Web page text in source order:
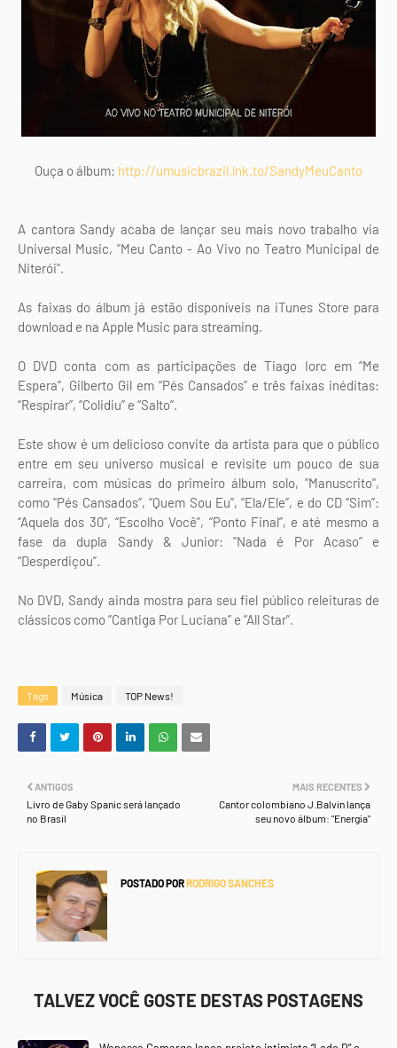
Ouça o álbum: http://umusicbrazil.lnk.to/SandyMeuCanto
A cantora Sandy acaba de lançar seu mais novo trabalho via
Universal Music, "Meu Canto - Ao Vivo no Teatro Municipal de
Niterói".
As faixas do álbum já estão disponíveis na iTunes Store para
download e na Apple Music para streaming.
O DVD conta com as participações de Tiago Iorc em “Me
Espera”, Gilberto Gil em “Pés Cansados” e três faixas inéditas:
“Respirar”, “Colidiu” e “Salto”.
Este show é um delicioso convite da artista para que o público
entre em seu universo musical e revisite um pouco de sua
carreira, com músicas do primeiro álbum solo, "Manuscrito",
como "Pés Cansados”, “Quem Sou Eu”, “Ela/Ele”, e do CD “Sim”:
“Aquela dos 30”, “Escolho Você”, “Ponto Final”, e até mesmo a
fase da dupla Sandy & Junior: "Nada é Por Acaso” e
“Desperdiçou”.
No DVD, Sandy ainda mostra para seu fiel público releituras de
clássicos como “Cantiga Por Luciana” e “All Star”.
Tags Música TOP News!
MAIS RECENTES
Cantor colombiano J.Balvin lança
seu novo álbum: "Energía"
ANTIGOS
Livro de Gaby Spanic será lançado
no Brasil
POSTADO PORRODRIGO SANCHES
TALVEZ VOCÊ GOSTE DESTAS POSTAGENS